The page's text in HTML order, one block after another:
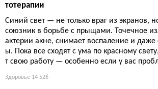
тотерапии
Синий свет — не только враг из экранов,
союзник в борьбе с прыщами. Точечное
актерии акне, снимает воспаление и даже
ы. Пока все сходят с ума по красному
т свою работу — особенно если у вас
Здоровье 14 526